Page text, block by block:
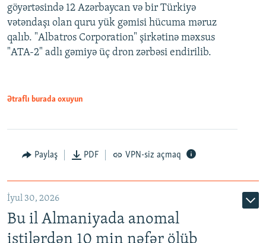
göyərtəsində 12 Azərbaycan və bir Türkiyə
vətəndaşı olan quru yük gəmisi hücuma məruz
qalıb. "Albatros Corporation" şirkətinə məxsus
"ATA-2" adlı gəmiyə üç dron zərbəsi endirilib.
Ətraflı burada oxuyun
Paylaş PDF VPN-siz açmaq
İyul 30, 2026
Bu il Almaniyada anomal